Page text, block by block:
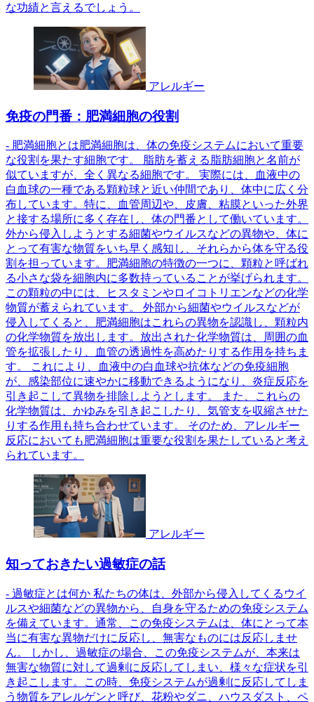
な功績と言えるでしょう。
アレルギー
免疫の門番：肥満細胞の役割
- 肥満細胞とは肥満細胞は、体の免疫システムにおいて重要
な役割を果たす細胞です。 脂肪を蓄える脂肪細胞と名前が
似ていますが、全く異なる細胞です。 実際には、血液中の
白血球の一種である顆粒球と近い仲間であり、体中に広く分
布しています。特に、血管周辺や、皮膚、粘膜といった外界
と接する場所に多く存在し、体の門番として働いています。
外から侵入しようとする細菌やウイルスなどの異物や、体に
とって有害な物質をいち早く感知し、それらから体を守る役
割を担っています。肥満細胞の特徴の一つに、顆粒と呼ばれ
る小さな袋を細胞内に多数持っていることが挙げられます。
この顆粒の中には、ヒスタミンやロイコトリエンなどの化学
物質が蓄えられています。 外部から細菌やウイルスなどが
侵入してくると、肥満細胞はこれらの異物を認識し、顆粒内
の化学物質を放出します。放出された化学物質は、周囲の血
管を拡張したり、血管の透過性を高めたりする作用を持ちま
す。 これにより、血液中の白血球や抗体などの免疫細胞
が、感染部位に速やかに移動できるようになり、炎症反応を
引き起こして異物を排除しようとします。 また、これらの
化学物質は、かゆみを引き起こしたり、気管支を収縮させた
りする作用も持ち合わせています。 そのため、アレルギー
反応においても肥満細胞は重要な役割を果たしていると考え
られています。
アレルギー
知っておきたい過敏症の話
- 過敏症とは何か 私たちの体は、外部から侵入してくるウイ
ルスや細菌などの異物から、自身を守るための免疫システム
を備えています。通常、この免疫システムは、体にとって本
当に有害な異物だけに反応し、無害なものには反応しませ
ん。 しかし、過敏症の場合、この免疫システムが、本来は
無害な物質に対して過剰に反応してしまい、様々な症状を引
き起こします。この時、免疫システムが過剰に反応してしま
う物質をアレルゲンと呼び、花粉やダニ、ハウスダスト、ペ